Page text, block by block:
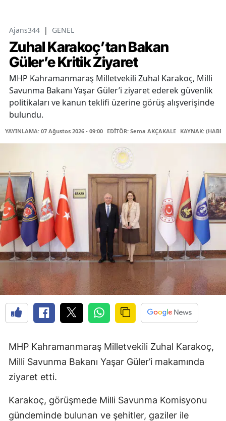
Ajans344 | GENEL
Zuhal Karakoç’tan Bakan
Güler’e Kritik Ziyaret
MHP Kahramanmaraş Milletvekili Zuhal Karakoç, Milli
Savunma Bakanı Yaşar Güler’i ziyaret ederek güvenlik
politikaları ve kanun teklifi üzerine görüş alışverişinde
bulundu.
YAYINLAMA: 07 Ağustos 2026 - 09:00 EDİTÖR: Sema AKÇAKALE KAYNAK:
MHP Kahramanmaraş Milletvekili Zuhal Karakoç,
Milli Savunma Bakanı Yaşar Güler’i makamında
ziyaret etti.
Karakoç, görüşmede Milli Savunma Komisyonu
gündeminde bulunan ve şehitler, gaziler ile